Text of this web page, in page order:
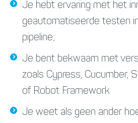
Je hebt ervaring met het
geautomatiseerde testen
pipeline;
Je bent bekwaam met
zoals Cypress, Cucumber,
of Robot Framework
Je weet als geen ander